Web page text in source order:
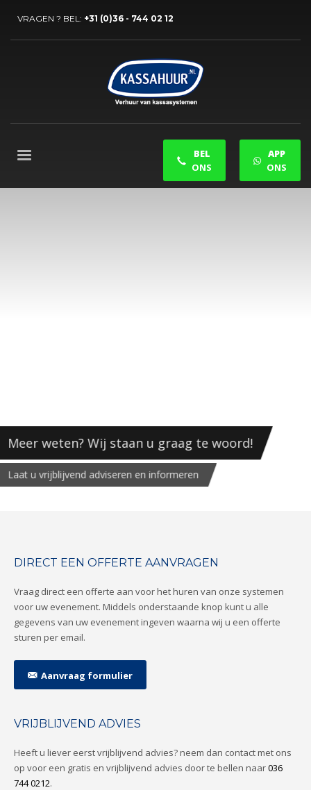
VRAGEN ? BEL: +31 (0)36 - 744 02 12
BEL
ONS
APP
ONS
Meer weten? Wij staan u graag te woord!
Laat u vrijblijvend adviseren en informeren
DIRECT EEN OFFERTE AANVRAGEN
Vraag direct een offerte aan voor het huren van onze systemen
voor uw evenement. Middels onderstaande knop kunt u alle
gegevens van uw evenement ingeven waarna wij u een offerte
sturen per email.
Aanvraag formulier
VRIJBLIJVEND ADVIES
Heeft u liever eerst vrijblijvend advies? neem dan contact met ons
op voor een gratis en vrijblijvend advies door te bellen naar036
744 0212.